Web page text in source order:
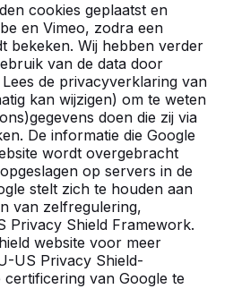
cookies geplaatst en
en Vimeo, zodra een
bekeken. Wij hebben verder
van de data door
de privacyverklaring van
kan wijzigen) om te weten
doen die zij via
De informatie die Google
wordt overgebracht
op servers in de
stelt zich te houden aan
van zelfregulering,
Privacy Shield Framework.
website voor meer
US Privacy Shield-
van Google te
en
Voetvolleybal is een
van tafeltennis en
op een schoolplein,
openbare ruimte.
en